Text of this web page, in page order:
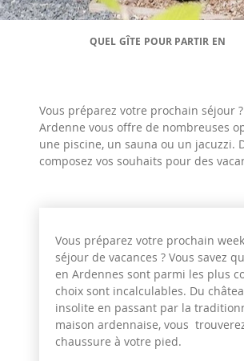
QUEL GÎTE POUR PARTIR EN
Vous préparez votre prochain séjour
Ardenne vous offre de nombreuses
une piscine, un sauna ou un jacuzzi.
composez vos souhaits pour des
Vous préparez votre prochain
séjour de vacances ? Vous savez
en Ardennes sont parmi les plus
choix sont incalculables. Du
insolite en passant par la
maison ardennaise, vous
chaussure à votre pied.